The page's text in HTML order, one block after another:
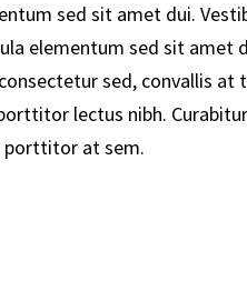
sed sit amet dui.
elementum sed sit amet
sed, convallis at
lectus nibh.
porttitor at sem.